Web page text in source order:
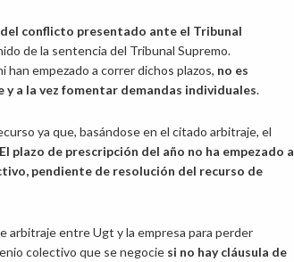
conflicto presentado ante el Tribunal
de la sentencia del Tribunal Supremo.
han empezado a correr dichos plazos, no es
a la vez fomentar demandas individuales.
ya que, basándose en el citado arbitraje, el
El plazo de prescripción del año no ha empezado a
pendiente de resolución del recurso de
arbitraje entre Ugt y la empresa para perder
colectivo que se negocie si no hay cláusula de